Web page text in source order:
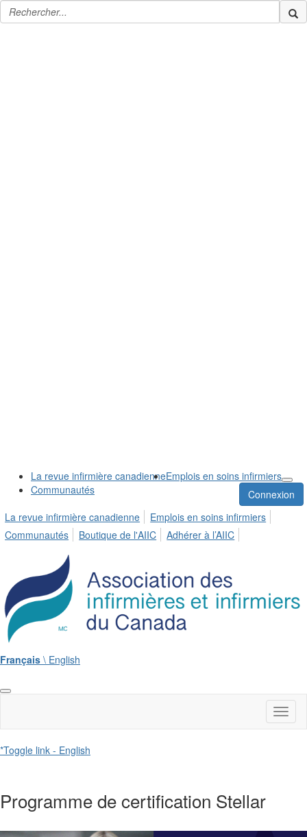
La revue infirmière canadienneEmplois en soins infirmiers
Communautés
Connexion
La revue infirmière canadienne
Emplois en soins infirmiers
Communautés
Boutique de l'AIIC Adhérer à l’AIIC
Français \ English
*Toggle link - English
Programme de certification Stellar